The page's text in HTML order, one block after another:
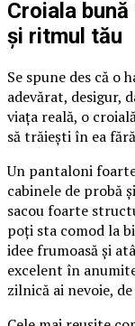
Croiala
și ritmul tău
Se spune des că o
adevărat, desigur,
viața reală, o
să trăiești în ea
Un pantaloni
cabinele de probă
sacou foarte
poți sta comod la
idee frumoasă și
excelent în
zilnică ai nevoie,